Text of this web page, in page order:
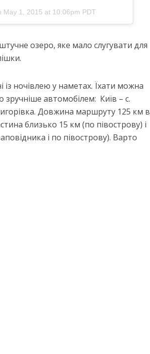
May 1, 2015 at 10:06pm PDT
озеро, яке мало слугувати для
ночівлею у наметах. Їхати можна
зручніше автомобілем: Київ – с.
Довжина маршруту 125 км в
близько 15 км (по півострову) і
і по півострову). Варто